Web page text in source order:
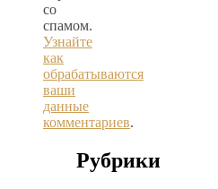
со
спамом.
Узнайте
как
обрабатываются
ваши
данные
комментариев.
Рубрики